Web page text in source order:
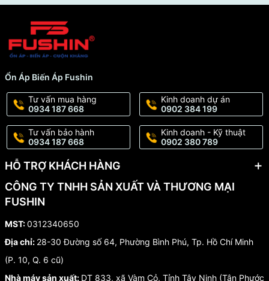
Ổn Áp Biến Áp Fushin
Tư vấn mua hàng
0934 187 668
Kinh doanh dự án
0902 384 199
Tư vấn bảo hành
0934 187 668
Kinh doanh - Kỹ thuật
0902 380 789
HỖ TRỢ KHÁCH HÀNG
CÔNG TY TNHH SẢN XUẤT VÀ THƯƠNG MẠI
FUSHIN
MST:0312340650
Địa chỉ: 28-30 Đường số 64, Phường Bình Phú, Tp. Hồ Chí Minh
(P. 10, Q. 6 cũ)
Nhà máy sản xuất: DT 833, xã Vàm Cỏ, Tỉnh Tây Ninh (Tân Phước